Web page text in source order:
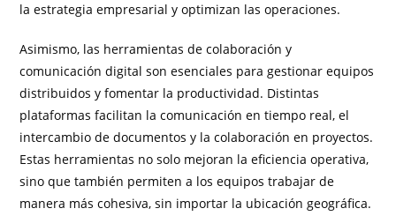
la estrategia empresarial y optimizan las operaciones.
Asimismo, las herramientas de colaboración y
comunicación digital son esenciales para gestionar equipos
distribuidos y fomentar la productividad. Distintas
plataformas facilitan la comunicación en tiempo real, el
intercambio de documentos y la colaboración en proyectos.
Estas herramientas no solo mejoran la eficiencia operativa,
sino que también permiten a los equipos trabajar de
manera más cohesiva, sin importar la ubicación geográfica.